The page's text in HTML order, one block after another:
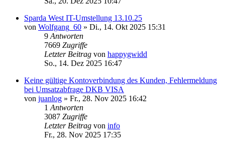
Sparda West IT-Umstellung 13.10.25
von Wolfgang_60 » Di., 14. Okt 2025 15:31
9 Antworten
7669 Zugriffe
Letzter Beitrag von happygwidd
So., 14. Dez 2025 16:47
Keine gültige Kontoverbindung des Kunden, Fehlermeldung
bei Umsatzabfrage DKB VISA
von juanlog » Fr., 28. Nov 2025 16:42
1 Antworten
3087 Zugriffe
Letzter Beitrag von info
Fr., 28. Nov 2025 17:35